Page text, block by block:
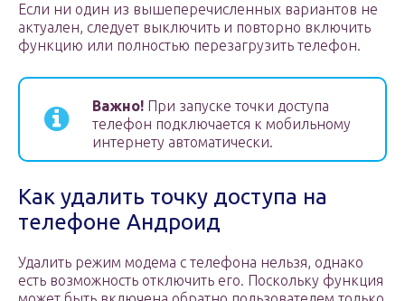
Если ни один из вышеперечисленных вариантов не
актуален, следует выключить и повторно включить
функцию или полностью перезагрузить телефон.
Важно! При запуске точки доступа
телефон подключается к мобильному
интернету автоматически.
Как удалить точку доступа на
телефоне Андроид
Удалить режим модема с телефона нельзя, однако
есть возможность отключить его. Поскольку функция